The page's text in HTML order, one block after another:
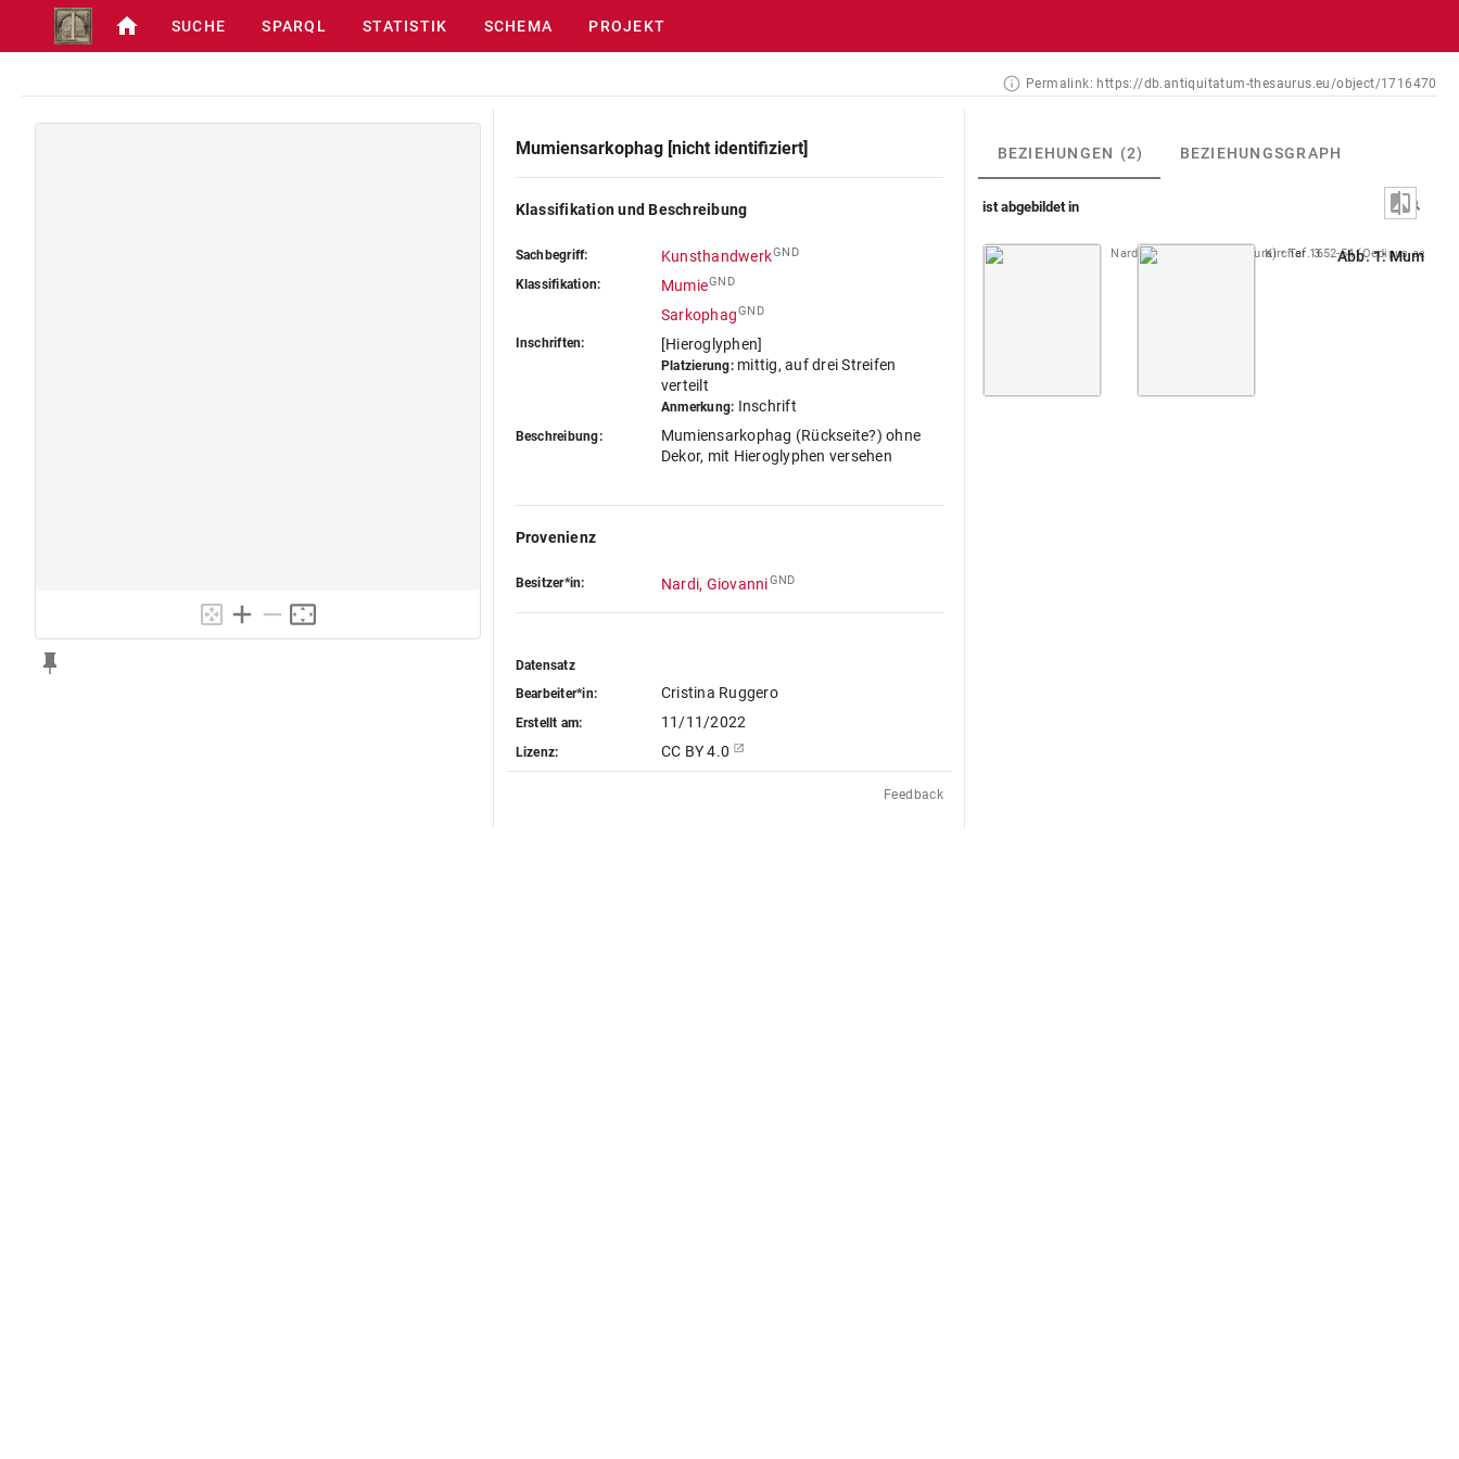
SUCHE SPARQL STATISTIK SCHEMA PROJEKT
Permalink: https://db.antiquitatum-thesaurus.eu/object/1716470
Mumiensarkophag [nicht identifiziert]
Klassifikation und Beschreibung
Sachbegriff: KunsthandwerkGND
Klassifikation: MumieGND
SarkophagGND
Inschriften: [Hieroglyphen]
Platzierung:mittig, auf drei Streifen
verteilt
Anmerkung: Inschrift
Beschreibung:
Mumiensarkophag (Rückseite?) ohne
Dekor, mit Hieroglyphen versehen
Provenienz
Besitzer*in: Nardi, GiovanniGND
Datensatz
Bearbeiter*in:
Cristina Ruggero
Erstellt am: 11/11/2022
Lizenz: CC BY 4.0
Feedback
BEZIEHUNGEN (2) BEZIEHUNGSGRAPH
ist abgebildet in
Nardi 1647 (De rerum natura) Taf. 3 Abb. 1:
Kircher 1652-54 (Oedipus